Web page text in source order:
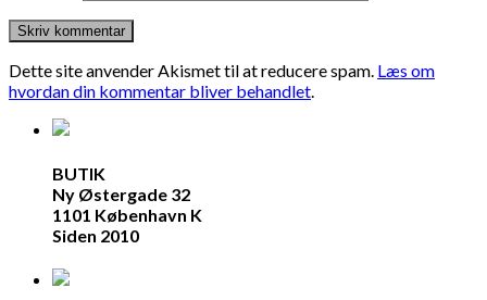
Dette site anvender Akismet til at reducere spam. Læs om
hvordan din kommentar bliver behandlet.
BUTIK
Ny Østergade 32
1101 København K
Siden 2010